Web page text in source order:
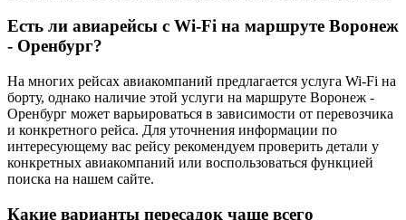
Есть ли авиарейсы с Wi-Fi на маршруте Воронеж
- Оренбург?
На многих рейсах авиакомпаний предлагается услуга Wi-Fi на
борту, однако наличие этой услуги на маршруте Воронеж -
Оренбург может варьироваться в зависимости от перевозчика
и конкретного рейса. Для уточнения информации по
интересующему вас рейсу рекомендуем проверить детали у
конкретных авиакомпаний или воспользоваться функцией
поиска на нашем сайте.
Какие варианты пересадок чаще всего